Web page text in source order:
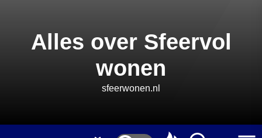
Alles over Sfeervol
wonen
sfeerwonen.nl